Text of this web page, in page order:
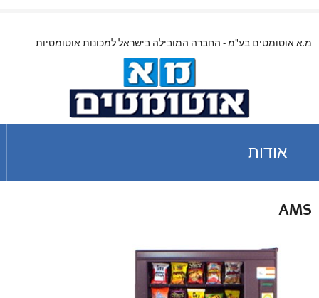
מ.א אוטומטים בע"מ - החברה המובילה בישראל למכונות אוטומטיות
אודות
AMS